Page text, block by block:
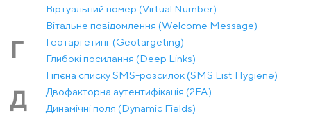
Віртуальний номер (Virtual Number)
Вітальне повідомлення (Welcome Message)
Г
Геотаргетинг (Geotargeting)
Глибокі посилання (Deep Links)
Гігієна списку SMS-розсилок (SMS List Hygiene)
Д
Двофакторна аутентифікація (2FA)
Динамічні поля (Dynamic Fields)